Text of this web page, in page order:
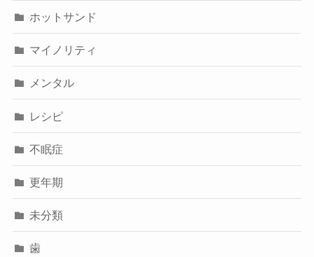
ホットサンド
マイノリティ
メンタル
レシピ
不眠症
更年期
未分類
歯